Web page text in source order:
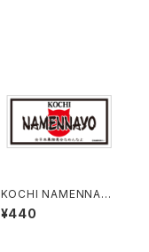
KOCHI NAMENNAYO
（なめねこ）ご当地ステ
ッカー B-5
¥440